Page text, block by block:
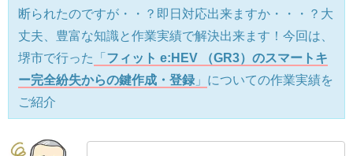
断られたのですが・・？即日対応出来ますか・・・？大
丈夫、豊富な知識と作業実績で解決出来ます！今回は、
堺市で行った
「 フィット e:HEV （GR3）のスマートキ
ー完全紛失からの鍵作成・登録 」 についての作業実績を
ご紹介